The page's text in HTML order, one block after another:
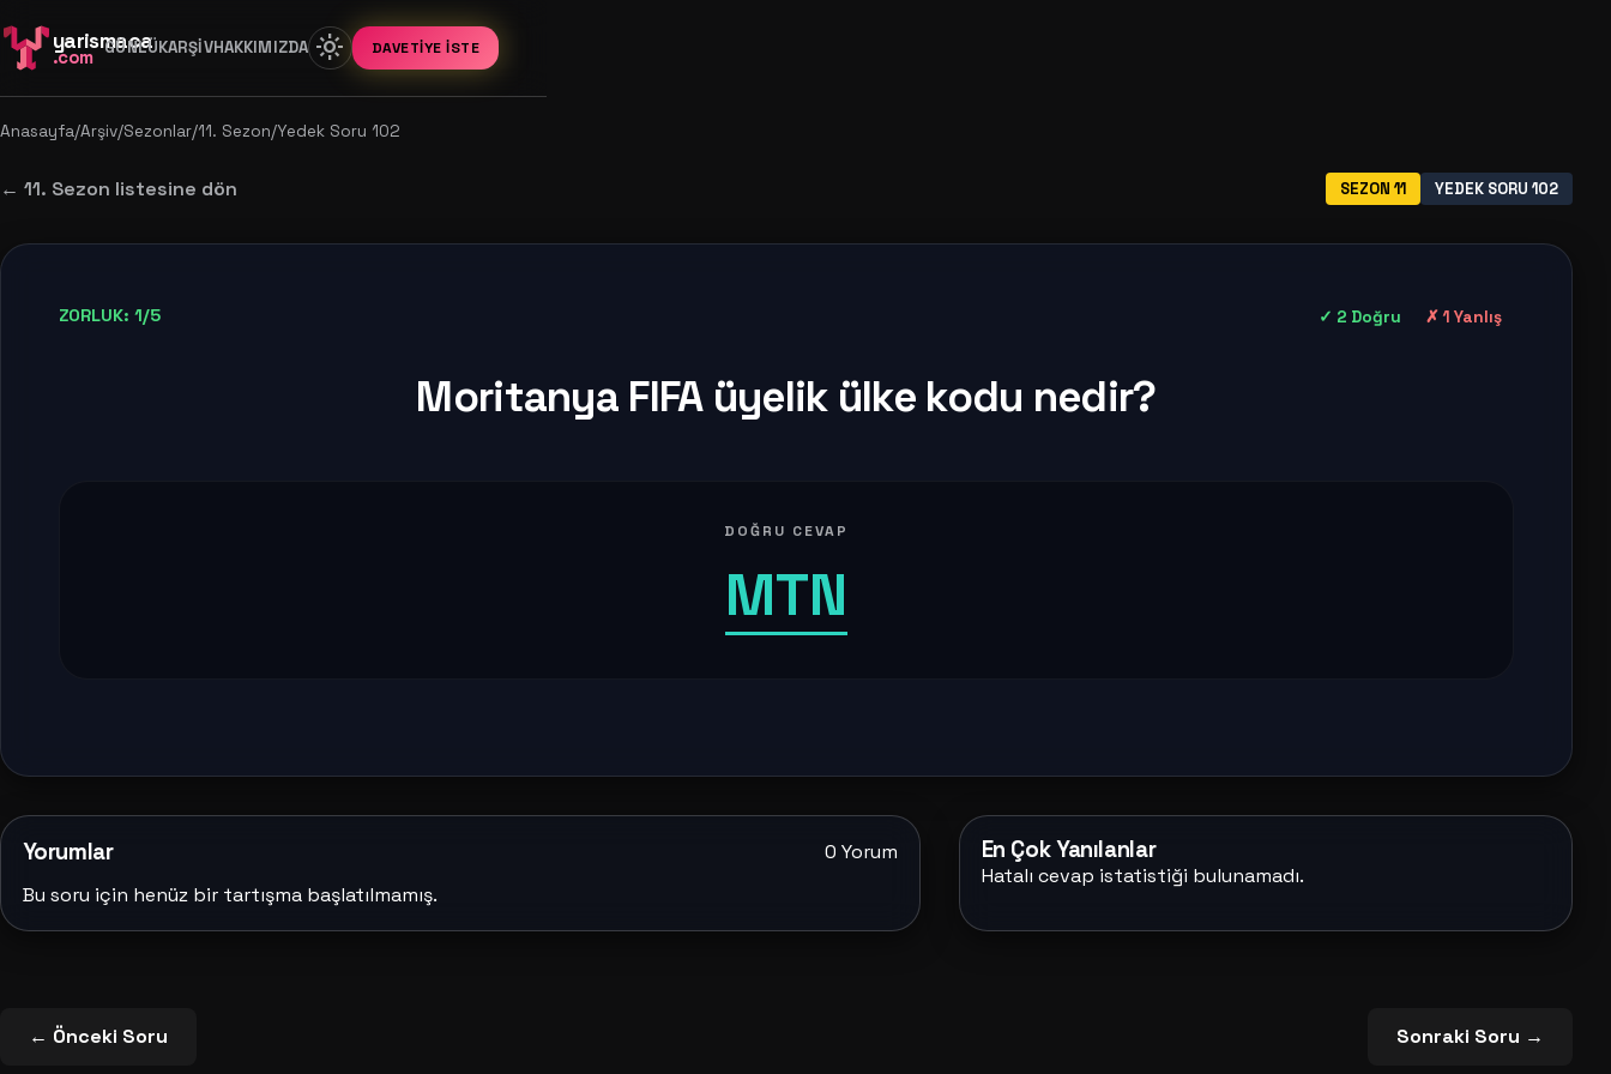
yarismaca
.com GÜNLÜKARŞIVHAKKIMIZDA light_mode DAVETIYE İSTE
Anasayfa/Arşiv/Sezonlar/11. Sezon/Yedek Soru 102
← 11. Sezon listesine dön SEZON 11 YEDEK SORU 102
ZORLUK: 1/5 ✓ 2 Doğru ✗ 1 Yanlış
Moritanya FIFA üyelik ülke kodu nedir?
DOĞRU CEVAP
MTN
Yorumlar
0 Yorum
Bu soru için henüz bir tartışma başlatılmamış.
En Çok Yanılanlar
Hatalı cevap istatistiği bulunamadı.
← Önceki Soru Sonraki Soru →